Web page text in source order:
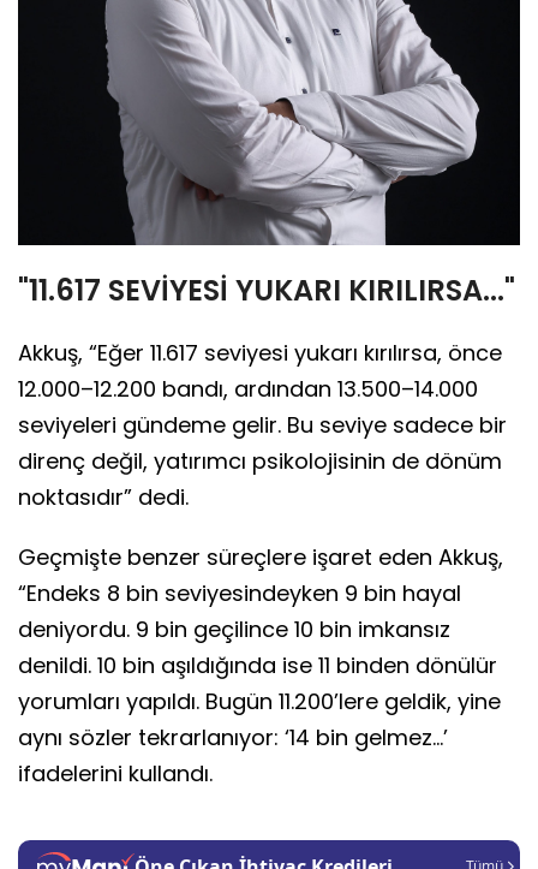
"11.617 SEVİYESİ YUKARI KIRILIRSA..."
Akkuş, “Eğer 11.617 seviyesi yukarı kırılırsa, önce
12.000–12.200 bandı, ardından 13.500–14.000
seviyeleri gündeme gelir. Bu seviye sadece bir
direnç değil, yatırımcı psikolojisinin de dönüm
noktasıdır” dedi.
Geçmişte benzer süreçlere işaret eden Akkuş,
“Endeks 8 bin seviyesindeyken 9 bin hayal
deniyordu. 9 bin geçilince 10 bin imkansız
denildi. 10 bin aşıldığında ise 11 binden dönülür
yorumları yapıldı. Bugün 11.200’lere geldik, yine
aynı sözler tekrarlanıyor: ‘14 bin gelmez…’
ifadelerini kullandı.